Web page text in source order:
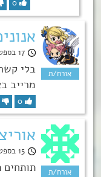
0
17 בספטמבר 2017, 19:29
בלי
מרייב באובה
0
15 בספטמבר 2017, 21:21